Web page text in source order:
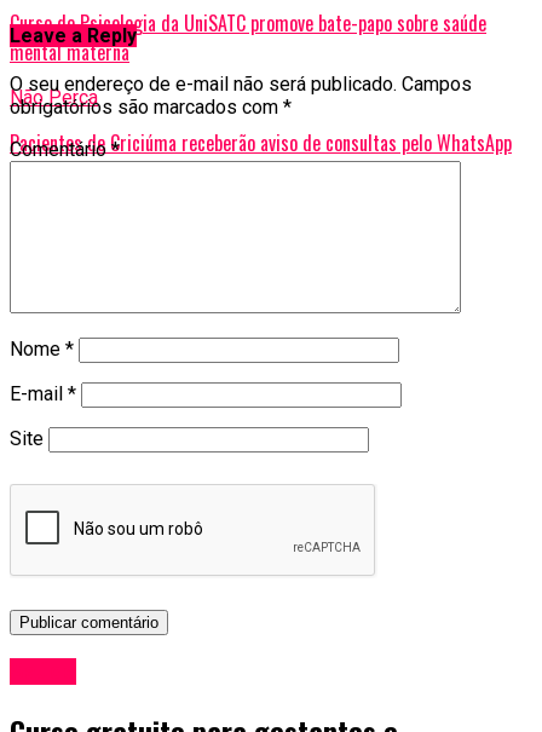
Curso de Psicologia da UniSATC promove bate-papo sobre saúde
mental materna
Não Perca
Pacientes de Criciúma receberão aviso de consultas pelo WhatsApp
Leave a Reply
O seu endereço de e-mail não será publicado. Campos
obrigatórios são marcados com *
Comentário*
Nome *
E-mail *
Site